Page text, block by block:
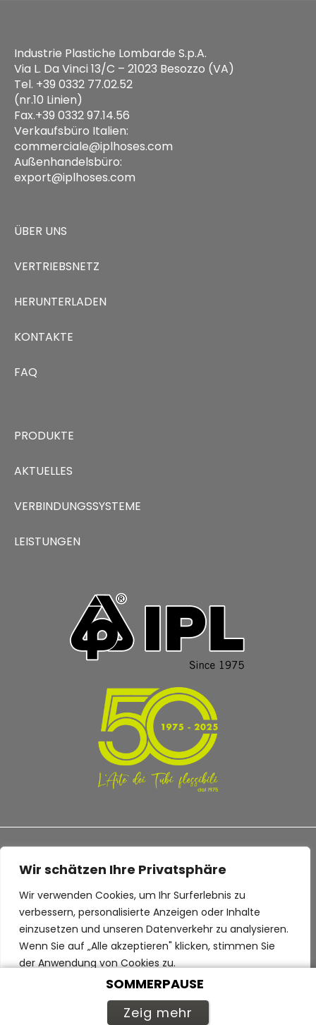
Wir schätzen Ihre Privatsphäre
Wir verwenden Cookies, um Ihr Surferlebnis zu
verbessern, personalisierte Anzeigen oder Inhalte
einzusetzen und unseren Datenverkehr zu analysieren.
Wenn Sie auf „Alle akzeptieren" klicken, stimmen Sie
der Anwendung von Cookies zu.
Alles ablehnen Alle akzeptieren
Industrie Plastiche Lombarde S.p.A.
Via L. Da Vinci 13/C – 21023 Besozzo (VA)
Tel. +39 0332 77.02.52
(nr.10 Linien)
Fax.+39 0332 97.14.56
Verkaufsbüro Italien:
commerciale@iplhoses.com
Außenhandelsbüro:
export@iplhoses.com
ÜBER UNS
VERTRIEBSNETZ
HERUNTERLADEN
KONTAKTE
FAQ
PRODUKTE
AKTUELLES
VERBINDUNGSSYSTEME
LEISTUNGEN
TERMS AND CONDITIONS PRIVACY POLICY
© 2022 Industrie Plastiche Lombarde S.p.a. - P.IVA 00413650128
SOMMERPAUSE
Zeig mehr